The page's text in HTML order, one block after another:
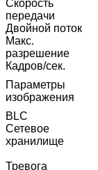
Скорость
передачи
Двойной поток
Макс.
разрешение
Кадров/сек.
Параметры
изображения
BLC
Сетевое
хранилище
Тревога